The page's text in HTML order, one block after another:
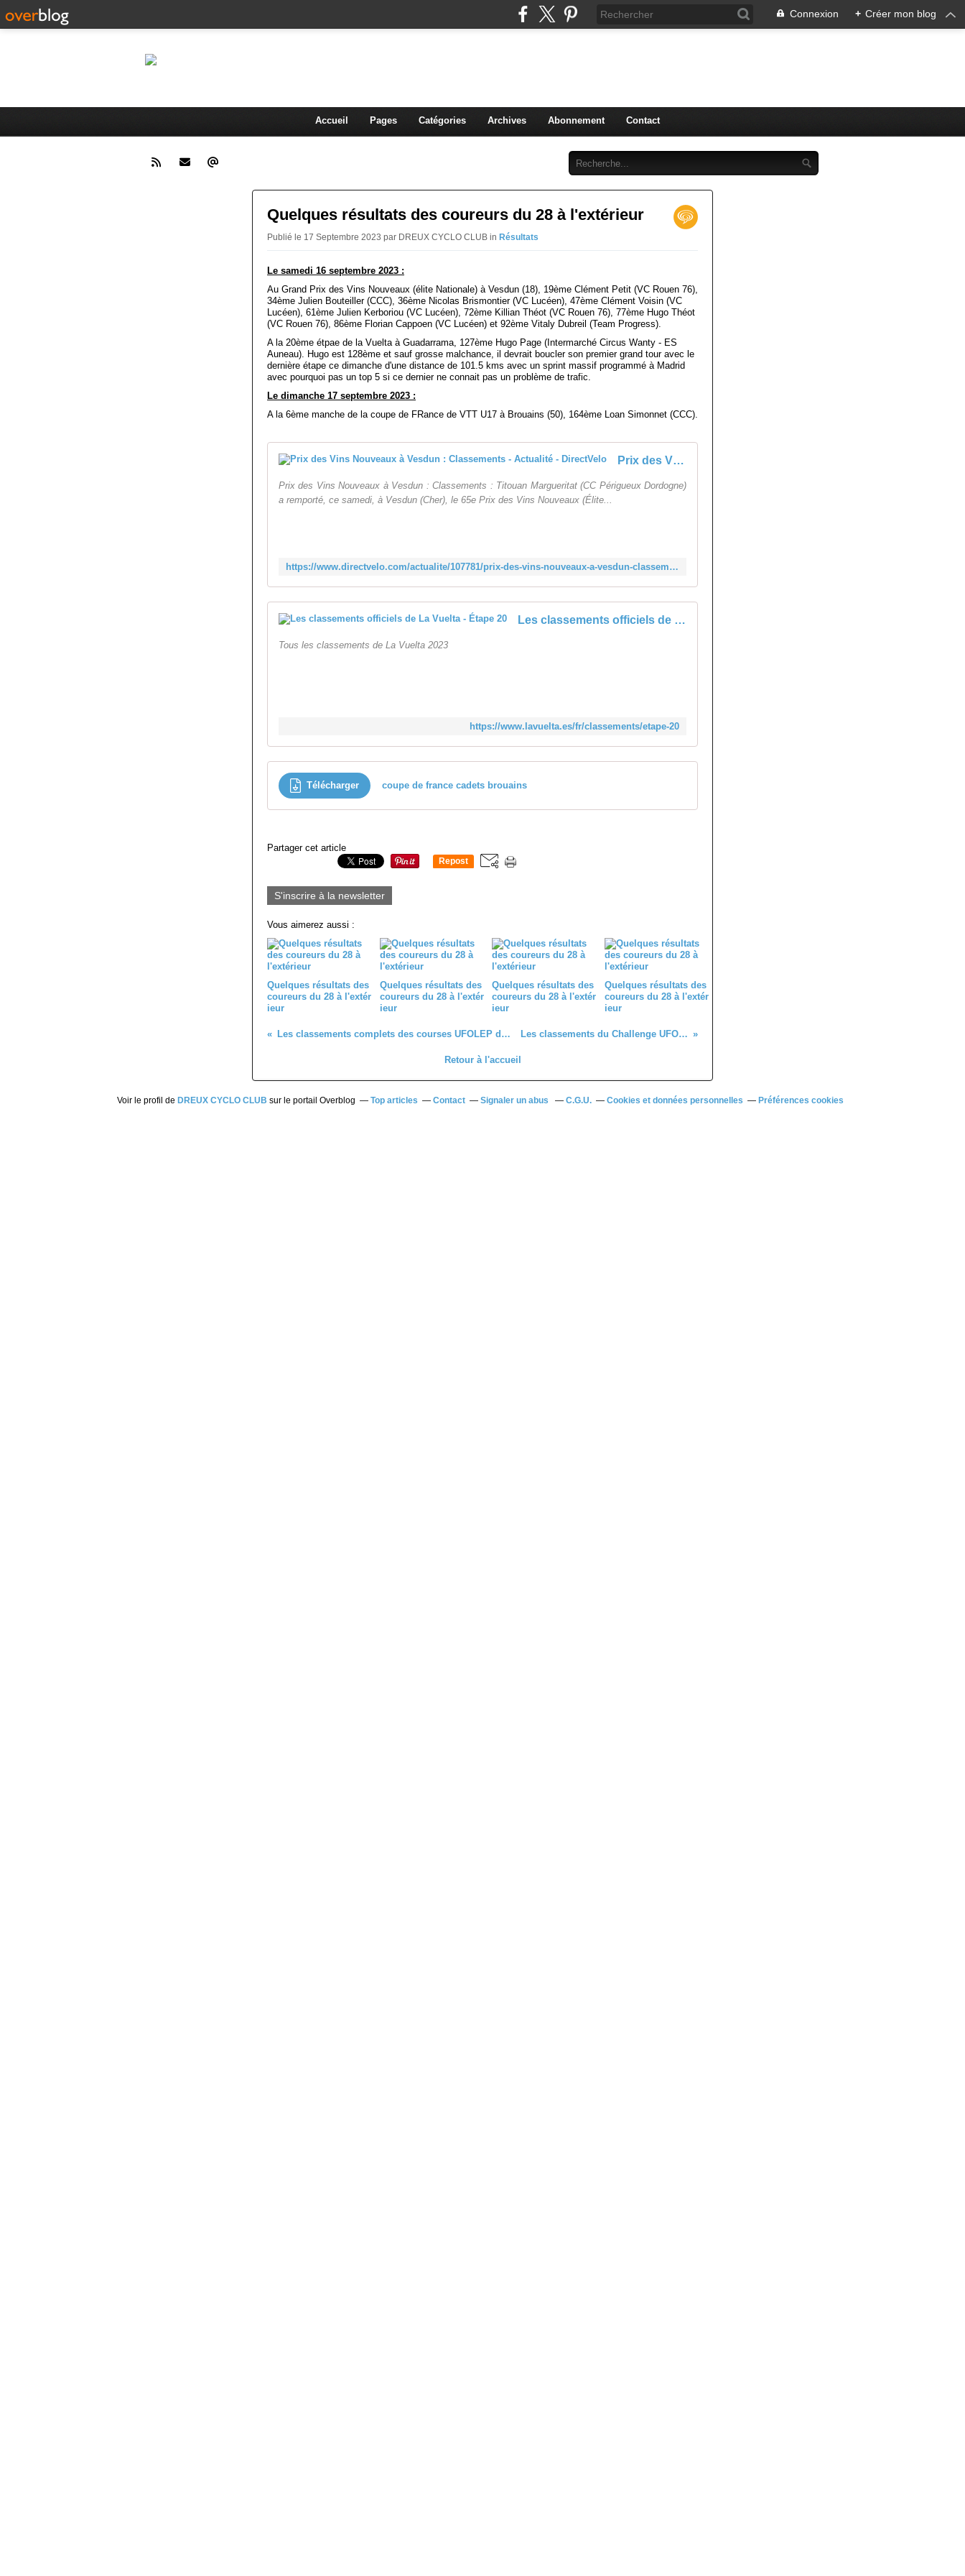
Connexion + Créer mon blog
Accueil Pages Catégories Archives Abonnement Contact
Quelques résultats des coureurs du 28 à l'extérieur
Publié le 17 Septembre 2023 par DREUX CYCLO CLUB in Résultats
Le samedi 16 septembre 2023 :
Au Grand Prix des Vins Nouveaux (élite Nationale) à Vesdun (18), 19ème Clément Petit (VC Rouen 76),
34ème Julien Bouteiller (CCC), 36ème Nicolas Brismontier (VC Lucéen), 47ème Clément Voisin (VC
Lucéen), 61ème Julien Kerboriou (VC Lucéen), 72ème Killian Théot (VC Rouen 76), 77ème Hugo Théot
(VC Rouen 76), 86ème Florian Cappoen (VC Lucéen) et 92ème Vitaly Dubreil (Team Progress).
A la 20ème étpae de la Vuelta à Guadarrama, 127ème Hugo Page (Intermarché Circus Wanty - ES
Auneau). Hugo est 128ème et sauf grosse malchance, il devrait boucler son premier grand tour avec le
dernière étape ce dimanche d'une distance de 101.5 kms avec un sprint massif programmé à Madrid
avec pourquoi pas un top 5 si ce dernier ne connait pas un problème de trafic.
Le dimanche 17 septembre 2023 :
A la 6ème manche de la coupe de FRance de VTT U17 à Brouains (50), 164ème Loan Simonnet (CCC).
Prix des Vins Nouveaux à Vesdun : Classements - Actualité - DirectVelo
Prix des Vins Nouveaux à Vesdun : Classements : Titouan Margueritat (CC Périgueux Dordogne)
a remporté, ce samedi, à Vesdun (Cher), le 65e Prix des Vins Nouveaux (Élite...
https://www.directvelo.com/actualite/107781/prix-des-vins-nouveaux-a-vesdun-classements
Les classements officiels de La Vuelta - Étape 20
Tous les classements de La Vuelta 2023
https://www.lavuelta.es/fr/classements/etape-20
Télécharger coupe de france cadets brouains
Partager cet article
Repost
S'inscrire à la newsletter
Vous aimerez aussi :
Quelques résultats des
coureurs du 28 à l'extér
ieur
Quelques résultats des
coureurs du 28 à l'extér
ieur
Quelques résultats des
coureurs du 28 à l'extér
ieur
Quelques résultats des
coureurs du 28 à l'extér
ieur
Les classements complets des courses UFOLEP du 16 septembre 2023 à Favières (28) Les classements du Challenge UFOLEP 28 aprés Favières (28)
Retour à l'accueil
Voir le profil de DREUX CYCLO CLUB sur le portail Overblog Top articles Contact Signaler un abus C.G.U. Cookies et données personnelles Préférences cookies